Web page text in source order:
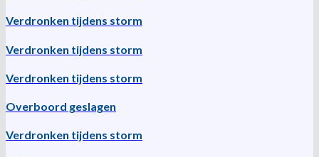
Verdronken tijdens storm
Verdronken tijdens storm
Verdronken tijdens storm
Overboord geslagen
Verdronken tijdens storm